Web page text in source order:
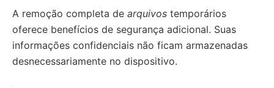
A remoção completa de arquivos temporários
oferece benefícios de segurança adicional. Suas
informações confidenciais não ficam armazenadas
desnecessariamente no dispositivo.